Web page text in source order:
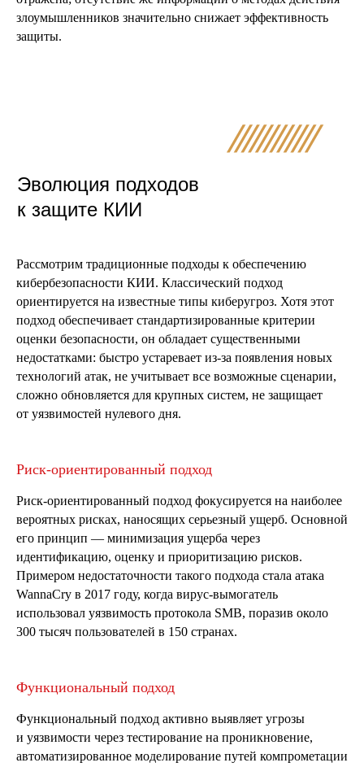
злоумышленников значительно снижает эффективность
защиты.
Эволюция подходов
к защите КИИ
Рассмотрим традиционные подходы к обеспечению
кибербезопасности КИИ. Классический подход
ориентируется на известные типы киберугроз. Хотя этот
подход обеспечивает стандартизированные критерии
оценки безопасности, он обладает существенными
недостатками: быстро устаревает из-за появления новых
технологий атак, не учитывает все возможные сценарии,
сложно обновляется для крупных систем, не защищает
от уязвимостей нулевого дня.
Риск-ориентированный подход
Риск-ориентированный подход фокусируется на наиболее
вероятных рисках, наносящих серьезный ущерб. Основной
его принцип — минимизация ущерба через
идентификацию, оценку и приоритизацию рисков.
Примером недостаточности такого подхода стала атака
WannaCry в 2017 году, когда вирус-вымогатель
использовал уязвимость протокола SMB, поразив около
300 тысяч пользователей в 150 странах.
Функциональный подход
Функциональный подход активно выявляет угрозы
и уязвимости через тестирование на проникновение,
автоматизированное моделирование путей компрометации